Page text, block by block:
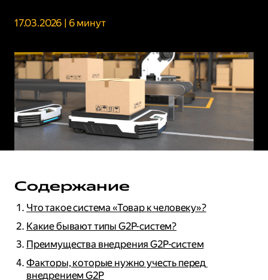
17.03.2026 | 6 минут
Содержание
Что такое система «Товар к человеку»?
Какие бывают типы G2P-систем?
Преимущества внедрения G2P-систем
Факторы, которые нужно учесть перед
внедрением G2P